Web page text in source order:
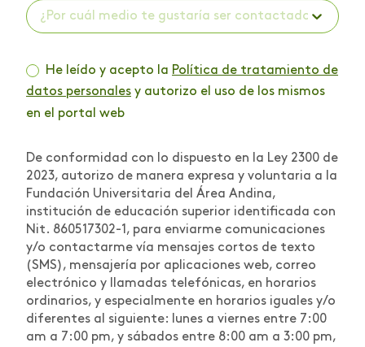
¿Por cuál medio te gustaría ser contactado? *
He leído y acepto la Política de tratamiento de
datos personales y autorizo el uso de los mismos
en el portal web
De conformidad con lo dispuesto en la Ley 2300 de
2023, autorizo de manera expresa y voluntaria a la
Fundación Universitaria del Área Andina,
institución de educación superior identificada con
Nit. 860517302-1, para enviarme comunicaciones
y/o contactarme vía mensajes cortos de texto
(SMS), mensajería por aplicaciones web, correo
electrónico y llamadas telefónicas, en horarios
ordinarios, y especialmente en horarios iguales y/o
diferentes al siguiente: lunes a viernes entre 7:00
am a 7:00 pm, y sábados entre 8:00 am a 3:00 pm,